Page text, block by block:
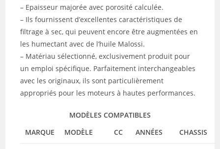
– Epaisseur majorée avec porosité calculée.
– Ils fournissent d’excellentes caractéristiques de
filtrage à sec, qui peuvent encore être augmentées en
les humectant avec de l’huile Malossi.
– Matériau sélectionné, exclusivement produit pour
un emploi spécifique. Parfaitement interchangeables
avec les originaux, ils sont particulièrement
appropriés pour les moteurs à hautes performances.
MODÈLES COMPATIBLES
MARQUE
MODÈLE CC ANNÉES CHASSIS